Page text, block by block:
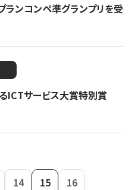
ンコンペ準グランプリを受
ICTサービス大賞特別賞
14 15 16